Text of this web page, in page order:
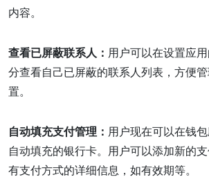
内容。
查看已屏蔽联系人： 用户可以在设置应用
分查看自己已屏蔽的联系人列表，方便
置。
自动填充支付管理： 用户现在可以在钱
自动填充的银行卡。用户可以添加新的
有支付方式的详细信息，如有效期等。